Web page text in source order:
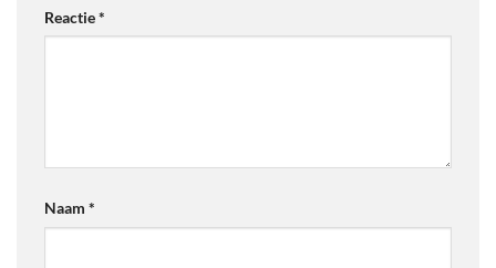
Reactie*
Naam *